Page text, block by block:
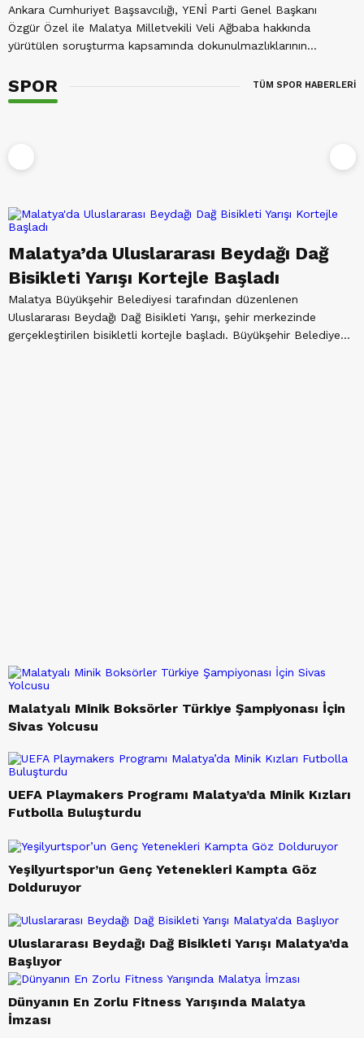
Ankara Cumhuriyet Başsavcılığı, YENİ Parti Genel Başkanı
Özgür Özel ile Malatya Milletvekili Veli Ağbaba hakkında
yürütülen soruşturma kapsamında dokunulmazlıklarının
SPOR TÜM SPOR HABERLERİ
Malatya’da Uluslararası Beydağı Dağ
Bisikleti Yarışı Kortejle Başladı
Malatya Büyükşehir Belediyesi tarafından düzenlenen
Uluslararası Beydağı Dağ Bisikleti Yarışı, şehir merkezinde
gerçekleştirilen bisikletli kortejle başladı. Büyükşehir Belediye
Malatyalı Minik Boksörler Türkiye Şampiyonası İçin
Sivas Yolcusu
UEFA Playmakers Programı Malatya’da Minik Kızları
Futbolla Buluşturdu
Yeşilyurtspor’un Genç Yetenekleri Kampta Göz
Dolduruyor
Uluslararası Beydağı Dağ Bisikleti Yarışı Malatya’da
Başlıyor
Dünyanın En Zorlu Fitness Yarışında Malatya
İmzası